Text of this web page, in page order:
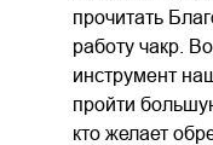
прочитать
работу чакр.
инструмент
пройти
кто желает